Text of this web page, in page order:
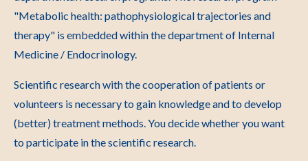
"Metabolic health: pathophysiological trajectories and
therapy" is embedded within the department of Internal
Medicine / Endocrinology.
Scientific research with the cooperation of patients or
volunteers is necessary to gain knowledge and to develop
(better) treatment methods. You decide whether you want
to participate in the scientific research.